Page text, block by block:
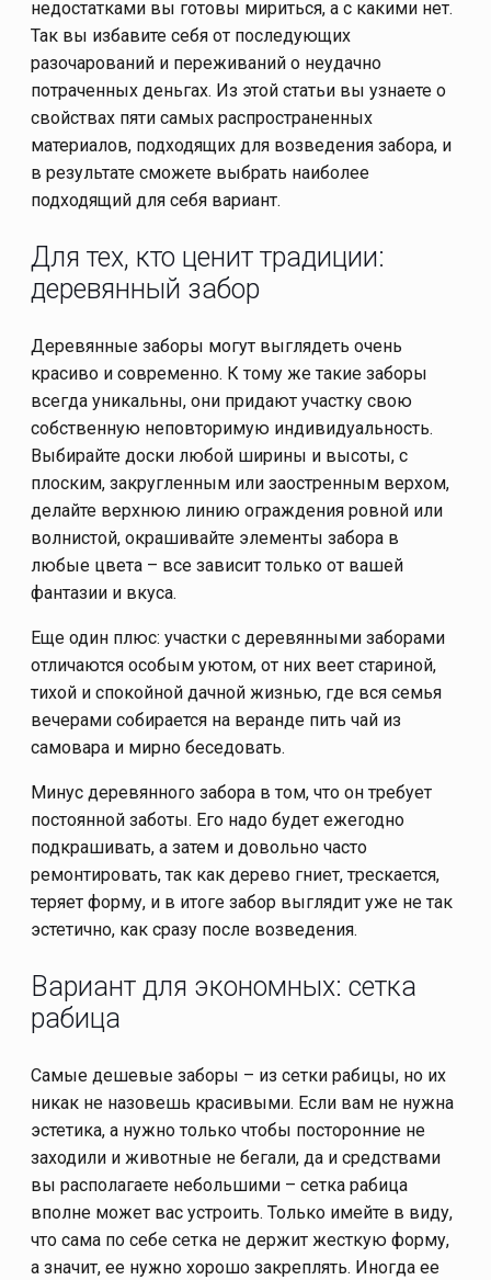
недостатками вы готовы мириться, а с какими нет.
Так вы избавите себя от последующих
разочарований и переживаний о неудачно
потраченных деньгах. Из этой статьи вы узнаете о
свойствах пяти самых распространенных
материалов, подходящих для возведения забора, и
в результате сможете выбрать наиболее
подходящий для себя вариант.
Для тех, кто ценит традиции:
деревянный забор
Деревянные заборы могут выглядеть очень
красиво и современно. К тому же такие заборы
всегда уникальны, они придают участку свою
собственную неповторимую индивидуальность.
Выбирайте доски любой ширины и высоты, с
плоским, закругленным или заостренным верхом,
делайте верхнюю линию ограждения ровной или
волнистой, окрашивайте элементы забора в
любые цвета – все зависит только от вашей
фантазии и вкуса.
Еще один плюс: участки с деревянными заборами
отличаются особым уютом, от них веет стариной,
тихой и спокойной дачной жизнью, где вся семья
вечерами собирается на веранде пить чай из
самовара и мирно беседовать.
Минус деревянного забора в том, что он требует
постоянной заботы. Его надо будет ежегодно
подкрашивать, а затем и довольно часто
ремонтировать, так как дерево гниет, трескается,
теряет форму, и в итоге забор выглядит уже не так
эстетично, как сразу после возведения.
Вариант для экономных: сетка
рабица
Самые дешевые заборы – из сетки рабицы, но их
никак не назовешь красивыми. Если вам не нужна
эстетика, а нужно только чтобы посторонние не
заходили и животные не бегали, да и средствами
вы располагаете небольшими – сетка рабица
вполне может вас устроить. Только имейте в виду,
что сама по себе сетка не держит жесткую форму,
а значит, ее нужно хорошо закреплять. Иногда ее